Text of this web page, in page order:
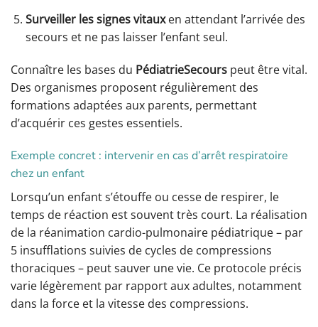
Surveiller les signes vitauxen attendant l’arrivée des
secours et ne pas laisser l’enfant seul.
Connaître les bases du PédiatrieSecours peut être vital.
Des organismes proposent régulièrement des
formations adaptées aux parents, permettant
d’acquérir ces gestes essentiels.
Exemple concret : intervenir en cas d’arrêt respiratoire
chez un enfant
Lorsqu’un enfant s’étouffe ou cesse de respirer, le
temps de réaction est souvent très court. La réalisation
de la réanimation cardio-pulmonaire pédiatrique – par
5 insufflations suivies de cycles de compressions
thoraciques – peut sauver une vie. Ce protocole précis
varie légèrement par rapport aux adultes, notamment
dans la force et la vitesse des compressions.